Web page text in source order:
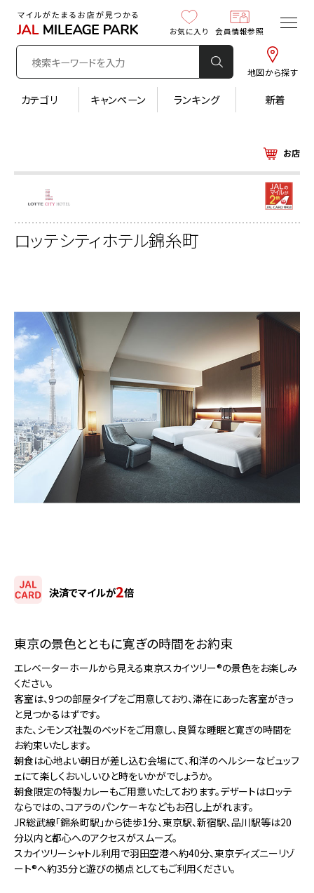
地図から探す
お気に入り 会員情報参照
カテゴリ キャンペーン ランキング 新着
お店
ロッテシティホテル錦糸町
決済でマイルが2倍
東京の景色とともに寛ぎの時間をお約束
エレベーターホールから見える東京スカイツリー®の景色をお楽しみ
ください。
客室は、9つの部屋タイプをご用意しており、滞在にあった客室がきっ
と見つかるはずです。
また、シモンズ社製のベッドをご用意し、良質な睡眠と寛ぎの時間を
お約束いたします。
朝食は心地よい朝日が差し込む会場にて、和洋のヘルシーなビュッフ
ェにて楽しくおいしいひと時をいかがでしょうか。
朝食限定の特製カレーもご用意いたしております。デザートはロッテ
ならではの、コアラのパンケーキなどもお召し上がれます。
JR総武線「錦糸町駅」から徒歩1分、東京駅、新宿駅、品川駅等は20
分以内と都心へのアクセスがスムーズ。
スカイツリーシャトル利用で羽田空港へ約40分、東京ディズニーリゾ
ート®へ約35分と遊びの拠点としてもご利用ください。